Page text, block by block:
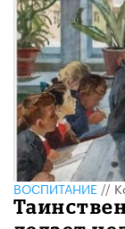
ВОСПИТАНИЕ//